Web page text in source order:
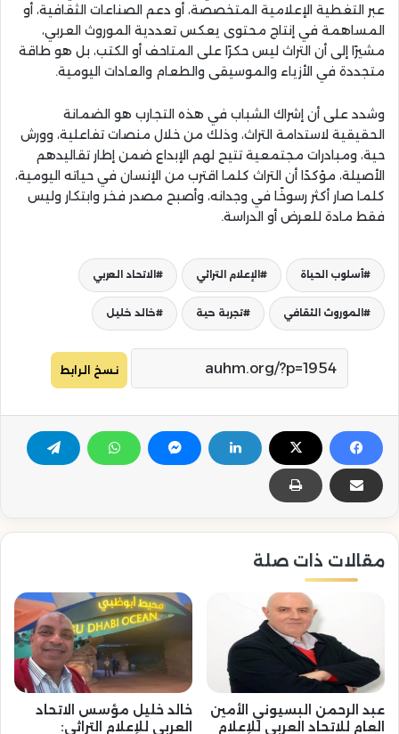
عبر التغطية الإعلامية المتخصصة، أو دعم الصناعات الثقافية، أو
المساهمة في إنتاج محتوى يعكس تعددية الموروث العربي،
مشيرًا إلى أن التراث ليس حكرًا على المتاحف أو الكتب، بل هو طاقة
متجددة في الأزياء والموسيقى والطعام والعادات اليومية.
وشدد على أن إشراك الشباب في هذه التجارب هو الضمانة
الحقيقية لاستدامة التراث، وذلك من خلال منصات تفاعلية، وورش
حية، ومبادرات مجتمعية تتيح لهم الإبداع ضمن إطار تقاليدهم
الأصيلة، مؤكدًا أن التراث كلما اقترب من الإنسان في حياته اليومية،
كلما صار أكثر رسوخًا في وجدانه، وأصبح مصدر فخر وابتكار وليس
فقط مادة للعرض أو الدراسة.
أسلوب الحياة الإعلام التراثي الاتحاد العربي
الموروث الثقافي تجربة حية خالد خليل
نسخ الرابط
مقالات ذات صلة
عبد الرحمن البسيوني الأمين
العام للاتحاد العربي للإعلام
خالد خليل مؤسس الاتحاد
العربي للإعلام التراثي: